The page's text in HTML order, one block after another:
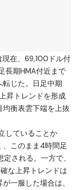
現在、69,100ドル付
長期HMA付近まで
じた。日足中期
昇トレンドを形成
均衡表雲下端を上抜
していることか
、このまま4時間足
される。一方で、
な上昇トレンドは
一服した場合は、